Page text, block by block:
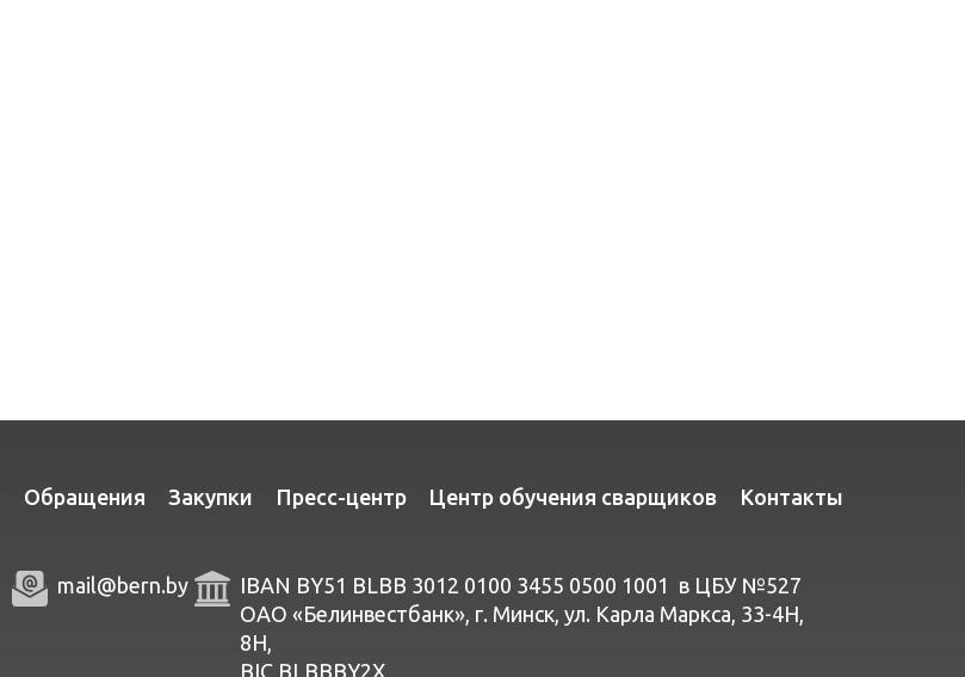
Обращения Закупки Пресс-центр Центр обучения сварщиков Контакты
mail@bern.by
IBAN BY51 BLBB 3012 0100 3455 0500 1001 в ЦБУ №527
ОАО «Белинвестбанк», г. Минск, ул. Карла Маркса, 33-4Н,
8Н,
BIC BLBBBY2X